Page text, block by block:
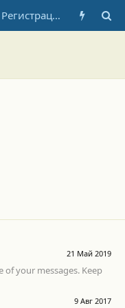
Регистрация
21 Май 2019
your messages. Keep
9 Авг 2017